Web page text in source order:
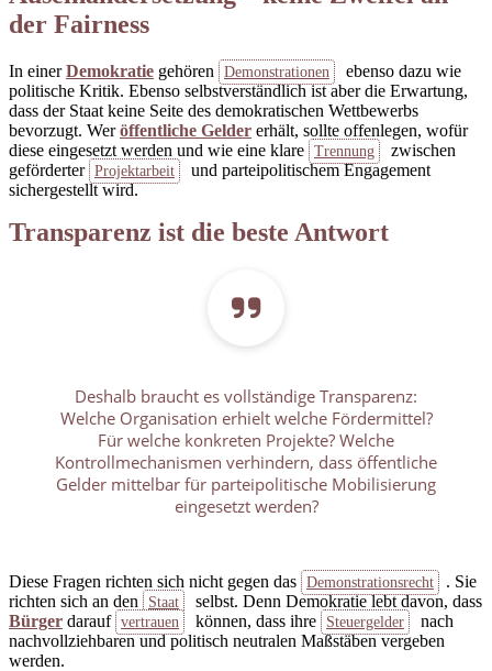
der Fairness
In einerDemokratie gehören Demonstrationen
ebenso dazu wie
politische Kritik. Ebenso selbstverständlich ist aber die Erwartung,
dass der Staat keine Seite des demokratischen Wettbewerbs
bevorzugt. Weröffentliche Gelder erhält, sollte offenlegen, wofür
diese eingesetzt werden und wie eine klare Trennung
zwischen
geförderter Projektarbeit
und parteipolitischem Engagement
sichergestellt wird.
Transparenz ist die beste Antwort
Deshalb braucht es vollständige Transparenz:
Welche Organisation erhielt welche Fördermittel?
Für welche konkreten Projekte? Welche
Kontrollmechanismen verhindern, dass öffentliche
Gelder mittelbar für parteipolitische Mobilisierung
eingesetzt werden?
Diese Fragen richten sich nicht gegen das Demonstrationsrecht
. Sie
richten sich an den
Staat
selbst. Denn Demokratie lebt davon, dass
Bürger darauf vertrauen können, dass ihre Steuergelder
nach
nachvollziehbaren und politisch neutralen Maßstäben vergeben
werden.